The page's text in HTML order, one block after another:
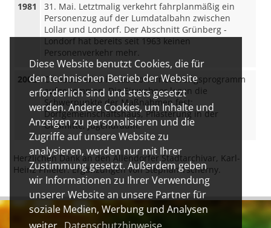
Diese Website benutzt Cookies, die für
den technischen Betrieb der Website
erforderlich sind und stets gesetzt
werden. Andere Cookies, um Inhalte und
Anzeigen zu personalisieren und die
Zugriffe auf unsere Website zu
analysieren, werden nur mit Ihrer
Zustimmung gesetzt. Außerdem geben
wir Informationen zu Ihrer Verwendung
unserer Website an unsere Partner für
soziale Medien, Werbung und Analysen
1981
31. Mai. Letztmalig verkehrt fahrplanmäßig ein
Personenzug auf der Lumdatalbahn zwischen
Lollar und Londorf. Der Abschnitt Grünberg -
Londorf hat bereits seit 1963 keinen
Personenverkehr mehr.
2002
Climbach wird in das Dorferneuerungsprogramm
aufgenommen. Die Einwohner legen die
Schwerpunkte der Maßnahmen fest:
Dorfgemeinschaftshaus, Pflasterung in der
Ortsmitte, Jugendraum.
Herzlichen Dank an den Allendorfer Stadtarchivar, Karl-
Heinz Phieler. Ergänzungen von Stephan Tscherny.